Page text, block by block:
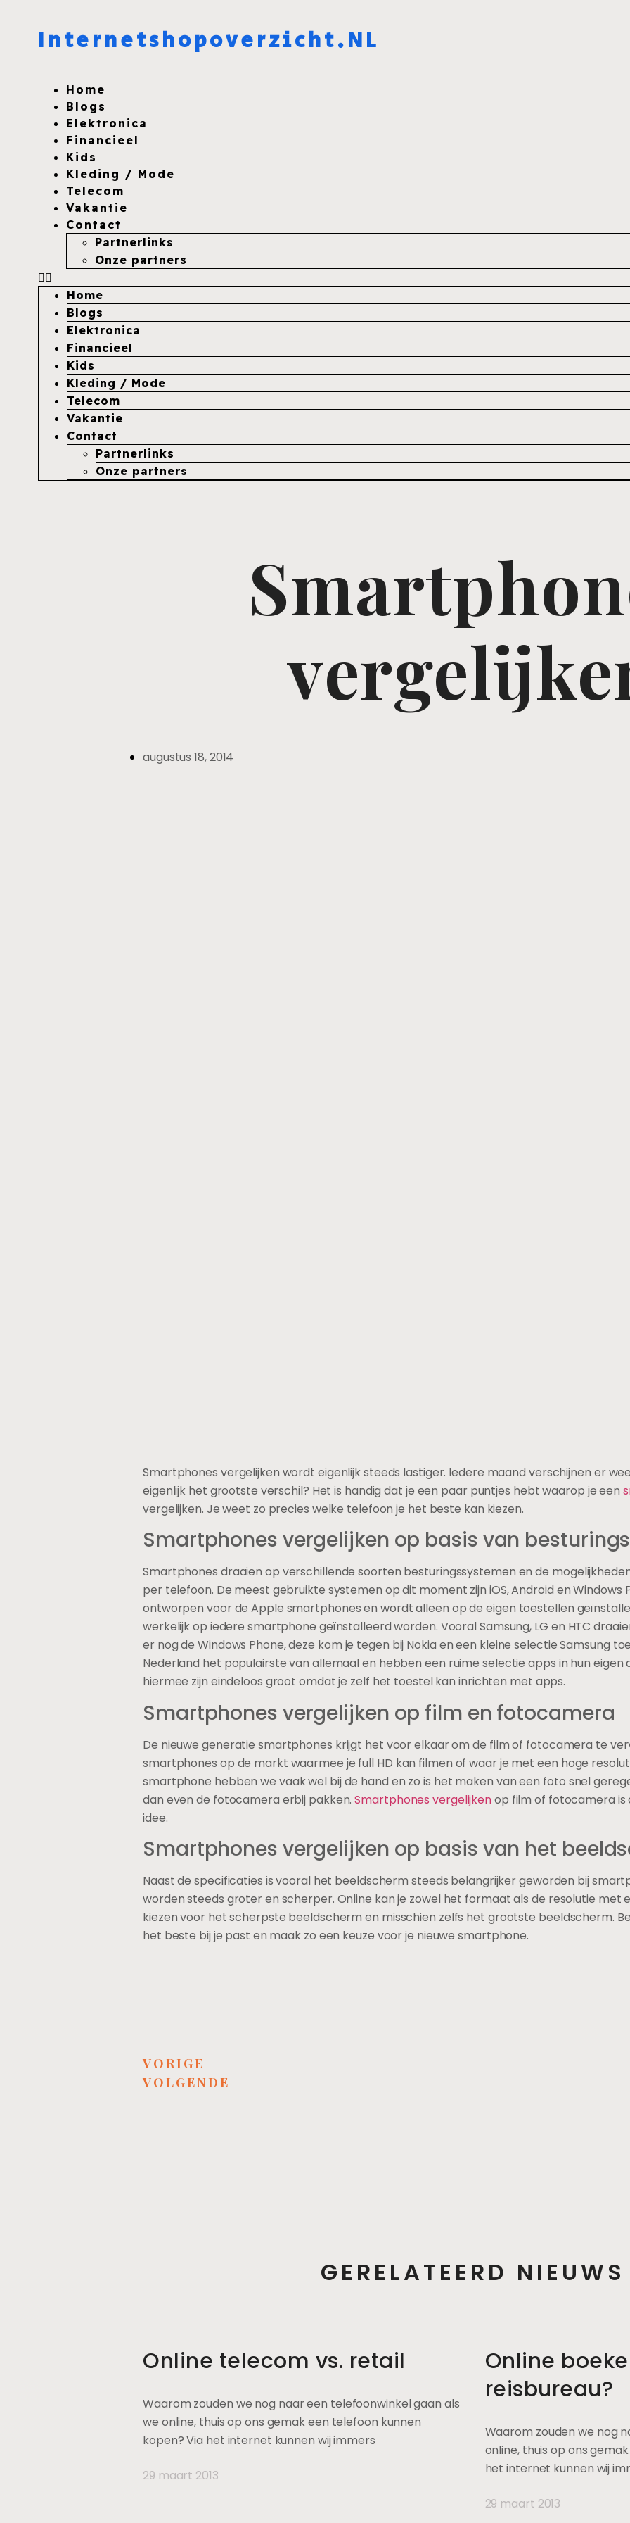
Internetshopoverzicht.NL
Home
Blogs
Elektronica
Financieel
Kids
Kleding / Mode
Telecom
Vakantie
Contact
Partnerlinks
Onze partners
Home
Blogs
Elektronica
Financieel
Kids
Kleding / Mode
Telecom
Vakantie
Contact
Partnerlinks
Onze partners
augustus 18, 2014
Smartphones vergelijken wordt eigenlijk steeds lastiger. Iedere maand verschijnen er
eigenlijk het grootste verschil? Het is handig dat je een paar puntjes hebt waarop je een
vergelijken. Je weet zo precies welke telefoon je het beste kan kiezen.
Smartphones vergelijken op basis van
Smartphones draaien op verschillende soorten besturingssystemen en de
per telefoon. De meest gebruikte systemen op dit moment zijn iOS, Android en Windows
ontworpen voor de Apple smartphones en wordt alleen op de eigen toestellen
werkelijk op iedere smartphone geïnstalleerd worden. Vooral Samsung, LG en HTC
er nog de Windows Phone, deze kom je tegen bij Nokia en een kleine selectie Samsung
Nederland het populairste van allemaal en hebben een ruime selectie apps in hun eigen
hiermee zijn eindeloos groot omdat je zelf het toestel kan inrichten met apps.
Smartphones vergelijken op film en fotocamera
De nieuwe generatie smartphones krijgt het voor elkaar om de film of fotocamera te
smartphones op de markt waarmee je full HD kan filmen of waar je met een hoge
smartphone hebben we vaak wel bij de hand en zo is het maken van een foto snel
dan even de fotocamera erbij pakken.Smartphones vergelijkenop film of fotocamera is
idee.
Smartphones vergelijken op basis van het
Naast de specificaties is vooral het beeldscherm steeds belangrijker geworden bij
worden steeds groter en scherper. Online kan je zowel het formaat als de resolutie met
kiezen voor het scherpste beeldscherm en misschien zelfs het grootste beeldscherm.
het beste bij je past en maak zo een keuze voor je nieuwe smartphone.
VORIGE
VOLGENDE
GERELATEERD NIEUWS
Online telecom vs. retail
Waarom zouden we nog naar een telefoonwinkel gaan als
we online, thuis op ons gemak een telefoon kunnen
kopen? Via het internet kunnen wij immers
29 maart 2013
Online
reisbureau?
Waarom zouden we nog
online, thuis op ons
het internet kunnen wij
29 maart 2013